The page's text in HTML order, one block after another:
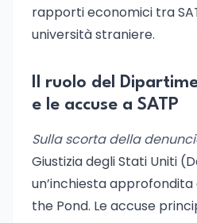
rapporti economici tra
università straniere.
Il ruolo del
e le accuse a SATP
Sulla scorta della
Giustizia degli Stati Uniti
un’inchiesta
the Pond. Le accuse